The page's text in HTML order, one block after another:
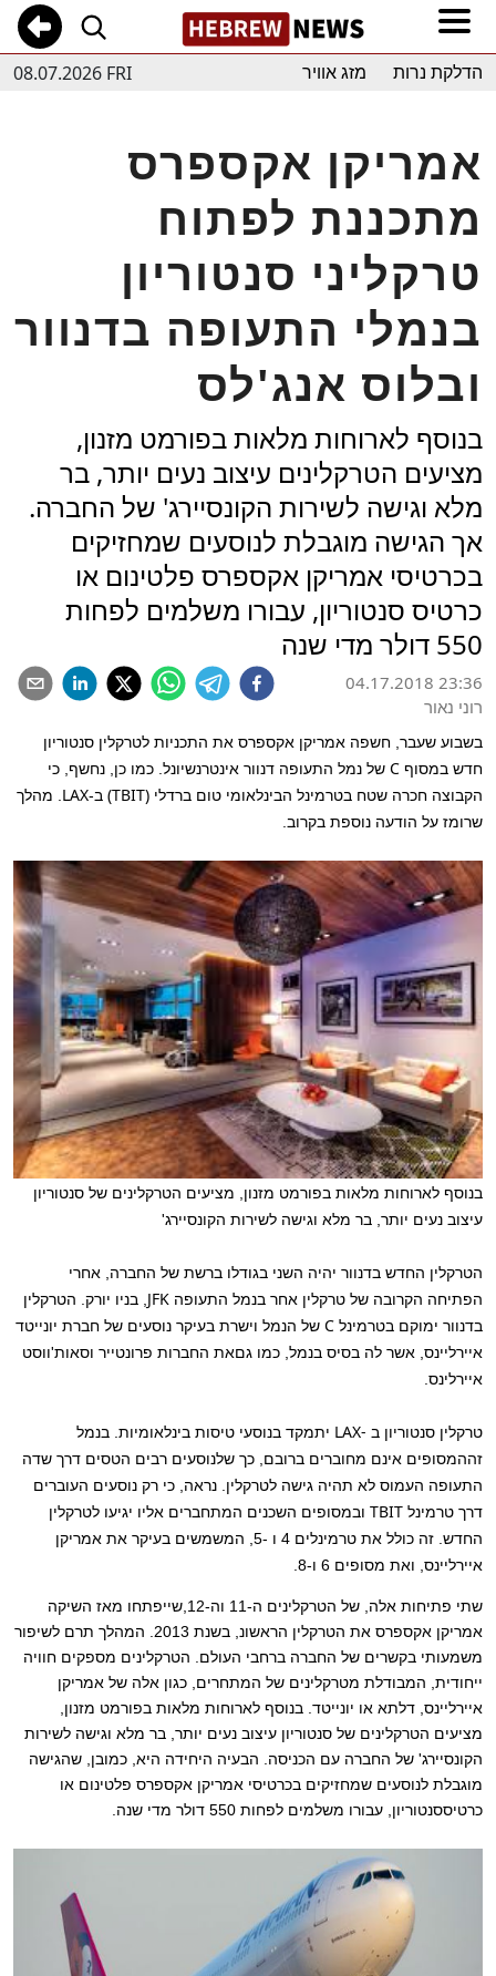
08.07.2026 FRI הדלקת נרות מזג אוויר
אמריקן אקספרס
מתכננת לפתוח
טרקליני סנטוריון
בנמלי התעופה בדנוור
ובלוס אנג'לס
בנוסף לארוחות מלאות בפורמט מזנון,
מציעים הטרקלינים עיצוב נעים יותר, בר
מלא וגישה לשירות הקונסיירג' של החברה.
אך הגישה מוגבלת לנוסעים שמחזיקים
בכרטיסי אמריקן אקספרס פלטינום או
כרטיס סנטוריון, עבורו משלמים לפחות
550 דולר מדי שנה
04.17.2018 23:36
רוני נאור
בשבוע שעבר, חשפה אמריקן אקספרס את התכניות לטרקלין סנטוריון
חדש במסוף C של נמל התעופה דנוור אינטרנשיונל. כמו כן, נחשף, כי
הקבוצה חכרה שטח בטרמינל הבינלאומי טום ברדלי (TBIT) ב-LAX . מהלך
שרומז על הודעה נוספת בקרוב.
עיצוב נעים יותר, בר מלא וגישה לשירות הקונסיירג'
הטרקלין החדש בדנוור יהיה השני בגודלו ברשת של החברה, אחרי
הפתיחה הקרובה של טרקלין אחר בנמל התעופה JFK, בניו יורק. הטרקלין
בדנוור ימוקם בטרמינל C של הנמל וישרת בעיקר נוסעים של חברת יונייטד
איירליינס, אשר לה בסיס בנמל, כמו גםאת החברות פרונטייר וסאות'ווסט
איירלינס.
טרקלין סנטוריון ב LAX- יתמקד בנוסעי טיסות בינלאומיות. בנמל
זההמסופים אינם מחוברים ברובם, כך שלנוסעים רבים הטסים דרך שדה
התעופה העמוס לא תהיה גישה לטרקלין. נראה, כי רק נוסעים העוברים
דרך טרמינל TBIT ובמסופים השכנים המתחברים אליו יגיעו לטרקלין
החדש. זה כולל את טרמינלים 4 ו -5, המשמשים בעיקר את אמריקן
איירליינס, ואת מסופים 6 ו-8.
שתי פתיחות אלה, של הטרקלינים ה-11 וה-12,שייפתחו מאז השיקה
אמריקן אקספרס את הטרקלין הראשונ, בשנת 2013. המהלך תרם לשיפור
משמעותי בקשרים של החברה ברחבי העולם. הטרקלינים מספקים חוויה
ייחודית, המבודלת מטרקלינים של המתחרים, כגון אלה של אמריקן
איירליינס, דלתא או יונייטד. בנוסף לארוחות מלאות בפורמט מזנון,
מציעים הטרקלינים של סנטוריון עיצוב נעים יותר, בר מלא וגישה לשירות
הקונסיירג' של החברה עם הכניסה. הבעיה היחידה היא, כמובן, שהגישה
מוגבלת לנוסעים שמחזיקים בכרטיסי אמריקן אקספרס פלטינום או
כרטיססנטוריון, עבורו משלמים לפחות 550 דולר מדי שנה.